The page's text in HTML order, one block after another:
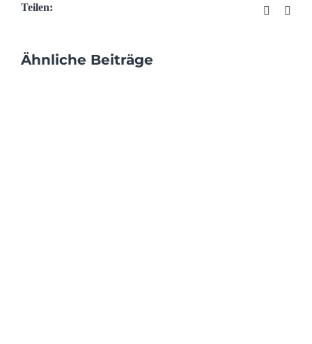
Teilen:
Ähnliche Beiträge